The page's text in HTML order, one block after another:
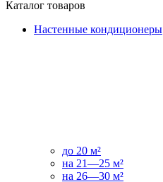
Каталог товаров
Настенные кондиционеры
до 20 м²
на 21—25 м²
на 26—30 м²